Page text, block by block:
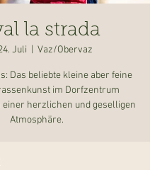
la strada
Juli Vaz/Obervaz
Das beliebte kleine aber feine
im Dorfzentrum
einer herzlichen und geselligen